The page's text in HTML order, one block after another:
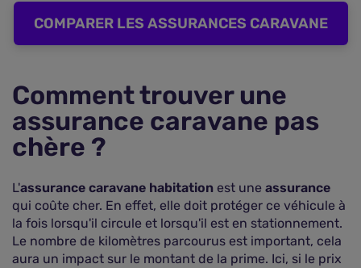
COMPARER LES ASSURANCES CARAVANE
Comment trouver une
assurance caravane pas
chère ?
L'assurance caravane habitation est une assurance
qui coûte cher. En effet, elle doit protéger ce véhicule à
la fois lorsqu'il circule et lorsqu'il est en stationnement.
Le nombre de kilomètres parcourus est important, cela
aura un impact sur le montant de la prime. Ici, si le prix